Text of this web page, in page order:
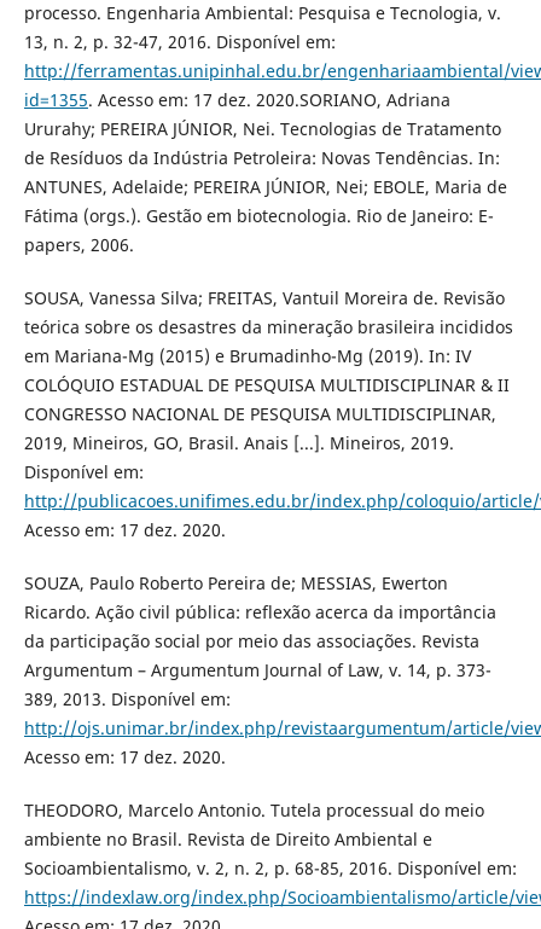
processo. Engenharia Ambiental: Pesquisa e Tecnologia, v.
13, n. 2, p. 32-47, 2016. Disponível em:
http://ferramentas.unipinhal.edu.br/engenhariaambiental/
id=1355. Acesso em: 17 dez. 2020.SORIANO, Adriana
Ururahy; PEREIRA JÚNIOR, Nei. Tecnologias de Tratamento
de Resíduos da Indústria Petroleira: Novas Tendências. In:
ANTUNES, Adelaide; PEREIRA JÚNIOR, Nei; EBOLE, Maria de
Fátima (orgs.). Gestão em biotecnologia. Rio de Janeiro: E-
papers, 2006.
SOUSA, Vanessa Silva; FREITAS, Vantuil Moreira de. Revisão
teórica sobre os desastres da mineração brasileira incididos
em Mariana-Mg (2015) e Brumadinho-Mg (2019). In: IV
COLÓQUIO ESTADUAL DE PESQUISA MULTIDISCIPLINAR & II
CONGRESSO NACIONAL DE PESQUISA MULTIDISCIPLINAR,
2019, Mineiros, GO, Brasil. Anais [...]. Mineiros, 2019.
Disponível em:
http://publicacoes.unifimes.edu.br/index.php/coloquio/
Acesso em: 17 dez. 2020.
SOUZA, Paulo Roberto Pereira de; MESSIAS, Ewerton
Ricardo. Ação civil pública: reflexão acerca da importância
da participação social por meio das associações. Revista
Argumentum – Argumentum Journal of Law, v. 14, p. 373-
389, 2013. Disponível em:
http://ojs.unimar.br/index.php/revistaargumentum/article/
Acesso em: 17 dez. 2020.
THEODORO, Marcelo Antonio. Tutela processual do meio
ambiente no Brasil. Revista de Direito Ambiental e
Socioambientalismo, v. 2, n. 2, p. 68-85, 2016. Disponível em:
https://indexlaw.org/index.php/Socioambientalismo/article/